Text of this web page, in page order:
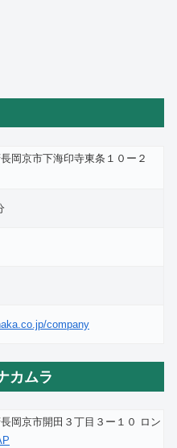
岡京市下海印寺東条１０ー２
company
カムラ
岡京市開田３丁目３ー１０ ロン